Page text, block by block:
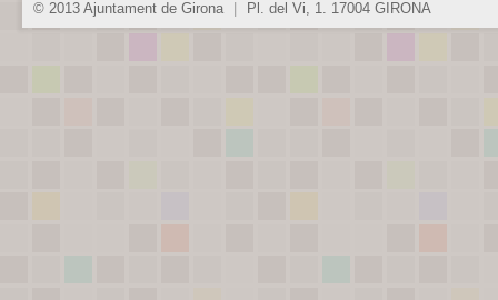
© 2013 Ajuntament de Girona Pl. del Vi, 1. 17004 GIRONA